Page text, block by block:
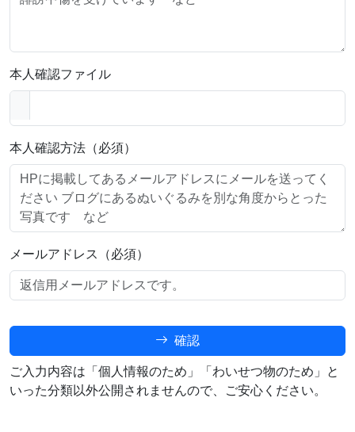
本人確認ファイル
本人確認方法（必須）
メールアドレス（必須）
確認
ご入力内容は「個人情報のため」「わいせつ物のため」と
いった分類以外公開されませんので、ご安心ください。